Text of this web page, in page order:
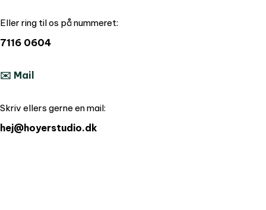
Eller ring til os på nummeret:
7116 0604
✉️ Mail
Skriv ellers gerne en mail:
hej@hoyerstudio.dk